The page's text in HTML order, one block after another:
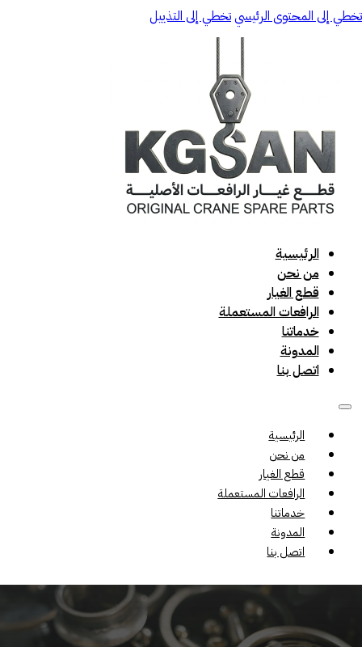
تخطي إلى المحتوى الرئيسيتخطي إلى التذييل
الرئيسية
من نحن
قطع الغيار
الرافعات المستعملة
خدماتنا
المدونة
اتصل بنا
الرئيسية
من نحن
قطع الغيار
الرافعات المستعملة
خدماتنا
المدونة
اتصل بنا